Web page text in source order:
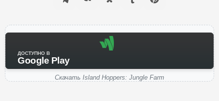
ДОСТУПНО В
Google Play
Скачать Island Hoppers: Jungle Farm